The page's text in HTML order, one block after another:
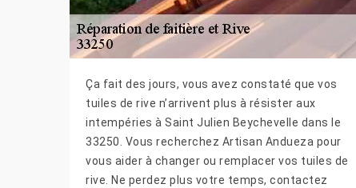
Ça fait des jours, vous avez constaté que vos
tuiles de rive n’arrivent plus à résister aux
intempéries à Saint Julien Beychevelle dans le
33250. Vous recherchez Artisan Andueza pour
vous aider à changer ou remplacer vos tuiles de
rive. Ne perdez plus votre temps, contactez